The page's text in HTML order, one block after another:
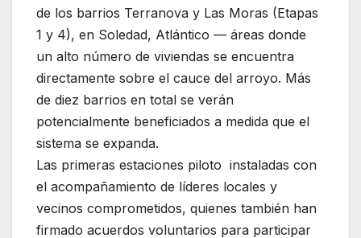
de los barrios Terranova y Las Moras (Etapas
1 y 4), en Soledad, Atlántico — áreas donde
un alto número de viviendas se encuentra
directamente sobre el cauce del arroyo. Más
de diez barrios en total se verán
potencialmente beneficiados a medida que el
sistema se expanda.
Las primeras estaciones piloto instaladas con
el acompañamiento de líderes locales y
vecinos comprometidos, quienes también han
firmado acuerdos voluntarios para participar